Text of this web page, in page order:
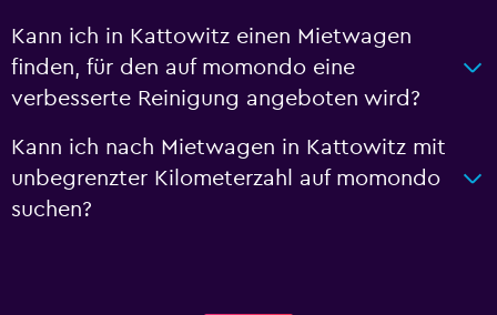
Kann ich in Kattowitz einen Mietwagen
finden, für den auf momondo eine
verbesserte Reinigung angeboten wird?
Kann ich nach Mietwagen in Kattowitz mit
unbegrenzter Kilometerzahl auf momondo
suchen?